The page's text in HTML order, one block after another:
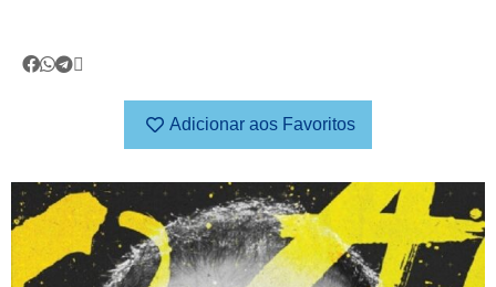
Adicionar aos Favoritos